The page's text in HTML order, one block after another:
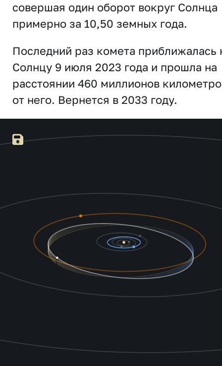
совершая один оборот вокруг Солнца
примерно за 10,50 земных года.
Последний раз комета приближалась
Солнцу 9 июля 2023 года и прошла на
расстоянии 460 миллионов
от него. Вернется в 2033 году.